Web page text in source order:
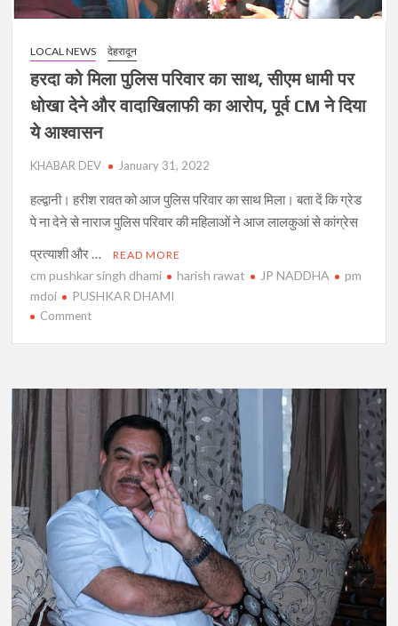
लालकुआं
अर्जुन
के
साथ
कृष्ण
भी
LOCAL NEWS देहरादून
हरदा को मिला पुलिस परिवार का साथ, सीएम धामी पर
धोखा देने और वादाखिलाफी का आरोप, पूर्व CM ने दिया
ये आश्वासन
KHABAR DEV January 31, 2022
हल्द्वानी। हरीश रावत को आज पुलिस परिवार का साथ मिला। बता दें कि ग्रेड
पे ना देने से नाराज पुलिस परिवार की महिलाओं ने आज लालकुआं से कांग्रेस
प्रत्याशी और …
READ MORE
cm pushkar singh dhami harish rawat JP NADDHA
pm
mdoi
PUSHKAR DHAMI
Commenton
पुलिस
साथ,
सीएम
धामी
पर
धोखा
देने
और
वादाखिलाफी
का